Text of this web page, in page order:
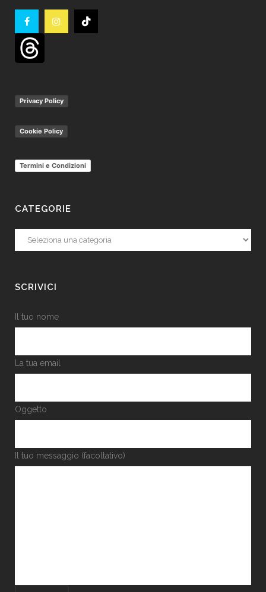
Privacy Policy
Cookie Policy
Termini e Condizioni
CATEGORIE
SCRIVICI
Il tuo nome
La tua email
Oggetto
Il tuo messaggio (facoltativo)